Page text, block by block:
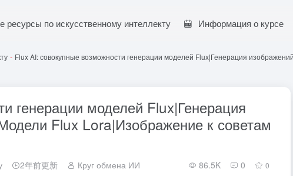
ресурсы по искусственному интеллекту Информация о курсе
- Flux AI: совокупные возможности генерации моделей Flux|Генерация
генерации моделей Flux|Генерация
Flux Lora|Изображение к советам
2年前更新 Круг обмена ИИ 86.5K 0 0